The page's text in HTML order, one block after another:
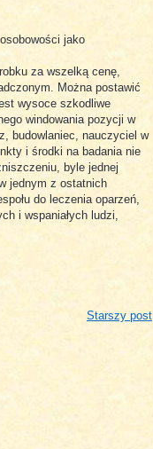
jako
za wszelką cenę,
Można postawić
wysoce szkodliwe
windowania pozycji w
budowlaniec, nauczyciel w
i środki na badania nie
byle jednej
jednym z ostatnich
do leczenia oparzeń,
i wspaniałych ludzi,
Starszy post